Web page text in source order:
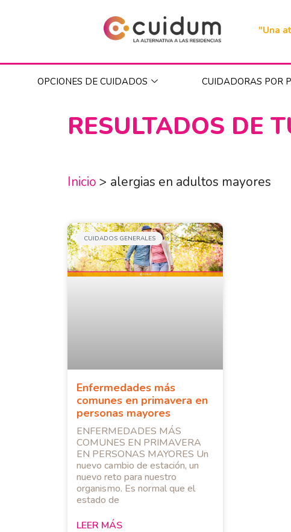
"Una
OPCIONES DE CUIDADOS CUIDADORAS POR
RESULTADOS DE
Inicio > alergias en adultos mayores
CUIDADOS GENERALES
Enfermedades más
comunes en primavera en
personas mayores
ENFERMEDADES MÁS
COMUNES EN PRIMAVERA
EN PERSONAS MAYORES Un
nuevo cambio de estación, un
nuevo reto para nuestro
organismo. Es normal que el
estado de
LEER MÁS